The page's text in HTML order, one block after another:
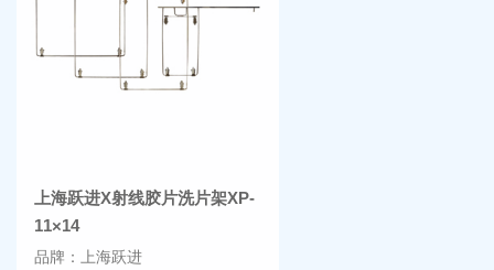
上海跃进X射线胶片洗片架XP-
11×14
品牌：上海跃进